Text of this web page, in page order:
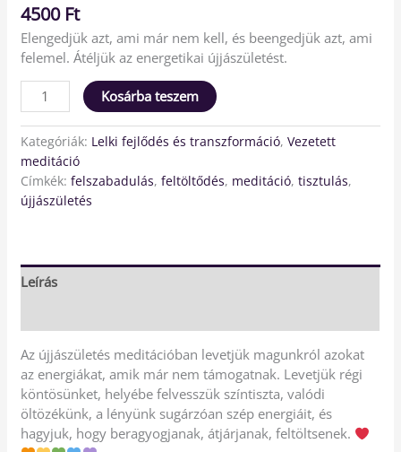
4500 Ft
Elengedjük azt, ami már nem kell, és beengedjük azt, ami
felemel. Átéljük az energetikai újjászületést.
Kosárba teszem
Kategóriák: Lelki fejlődés és transzformáció,Vezetett
meditáció
Címkék:felszabadulás,feltöltődés, meditáció,tisztulás,
újjászületés
Leírás
Az újjászületés meditációban levetjük magunkról azokat
az energiákat, amik már nem támogatnak. Levetjük régi
köntösünket, helyébe felvesszük színtiszta, valódi
öltözékünk, a lényünk sugárzóan szép energiáit, és
hagyjuk, hogy beragyogjanak, átjárjanak, feltöltsenek.